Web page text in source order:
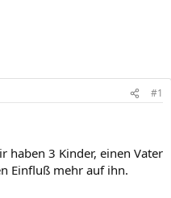
#1
haben 3 Kinder, einen Vater
Einfluß mehr auf ihn.